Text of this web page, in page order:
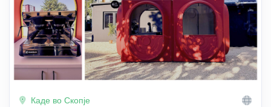
Каде во Скопје